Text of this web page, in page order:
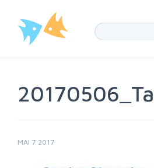
MAI 7 2017